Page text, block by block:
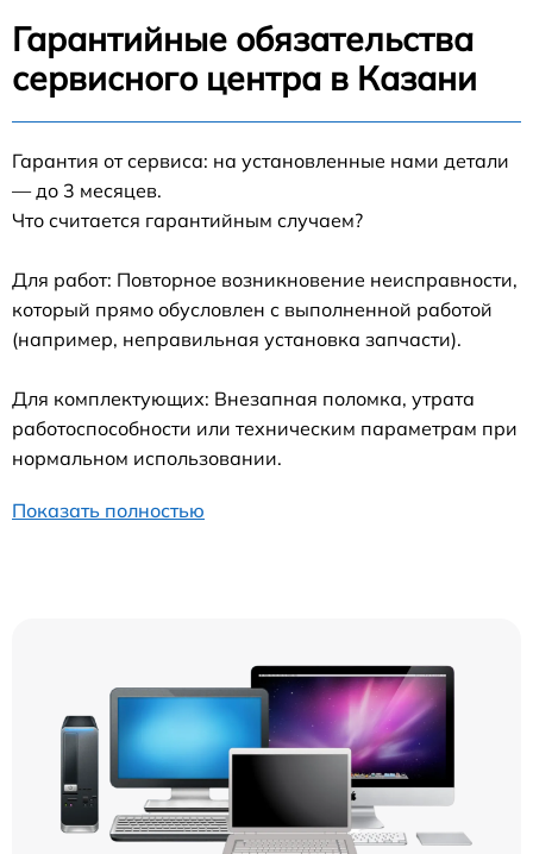
Гарантийные обязательства
сервисного центра в Казани
Гарантия от сервиса: на установленные нами детали
— до 3 месяцев.
Что считается гарантийным случаем?
Для работ: Повторное возникновение неисправности,
который прямо обусловлен с выполненной работой
(например, неправильная установка запчасти).
Для комплектующих: Внезапная поломка, утрата
работоспособности или техническим параметрам при
нормальном использовании.
Показать полностью